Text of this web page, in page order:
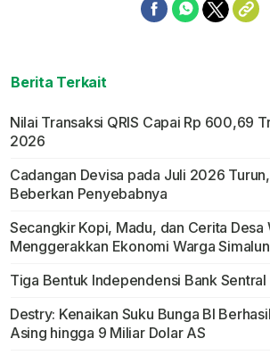
Berita Terkait
Nilai Transaksi QRIS Capai Rp 600,69
2026
Cadangan Devisa pada Juli 2026
Beberkan Penyebabnya
Secangkir Kopi, Madu, dan Cerita Desa
Menggerakkan Ekonomi Warga
Tiga Bentuk Independensi Bank Sentral
Destry: Kenaikan Suku Bunga BI
Asing hingga 9 Miliar Dolar AS